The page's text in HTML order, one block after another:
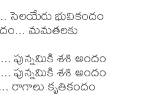
సెలయేరు భువికందం
మమతలకు
పున్నమికి శశి అందం
పున్నమికి శశి అందం
రాగాలు కృతికందం